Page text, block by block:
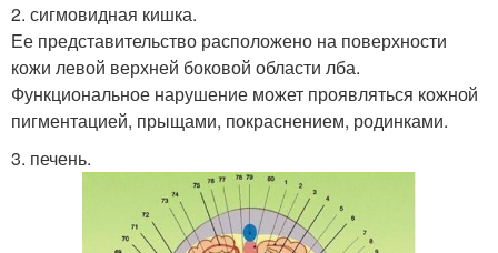
2. сигмовидная кишка.
Ее представительство расположено на поверхности
кожи левой верхней боковой области лба.
Функциональное нарушение может проявляться кожной
пигментацией, прыщами, покраснением, родинками.
3. печень.